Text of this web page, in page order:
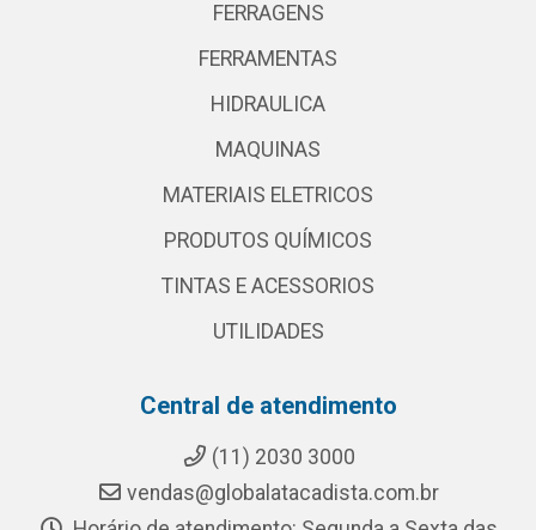
FERRAGENS
FERRAMENTAS
HIDRAULICA
MAQUINAS
MATERIAIS ELETRICOS
PRODUTOS QUÍMICOS
TINTAS E ACESSORIOS
UTILIDADES
Central de atendimento
(11) 2030 3000
vendas@globalatacadista.com.br